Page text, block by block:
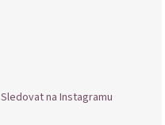
Sledovat na Instagramu